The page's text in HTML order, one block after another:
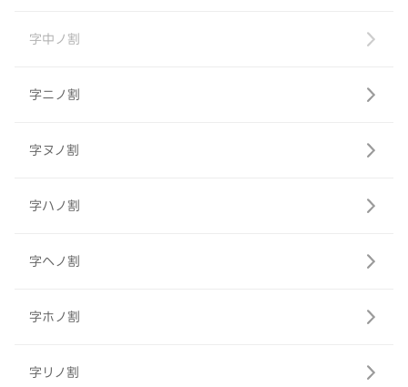
字中ノ割
字ニノ割
字ヌノ割
字ハノ割
字ヘノ割
字ホノ割
字リノ割